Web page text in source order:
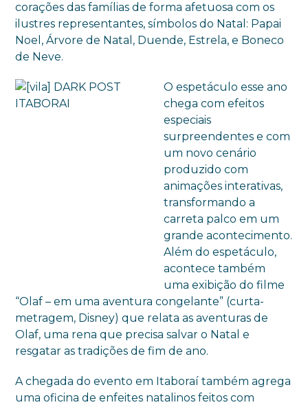
corações das famílias de forma afetuosa com os
ilustres representantes, símbolos do Natal: Papai
Noel, Árvore de Natal, Duende, Estrela, e Boneco
de Neve.
O espetáculo esse ano
chega com efeitos
especiais
surpreendentes e com
um novo cenário
produzido com
animações interativas,
transformando a
carreta palco em um
grande acontecimento.
Além do espetáculo,
acontece também
uma exibição do filme
“Olaf – em uma aventura congelante” (curta-
metragem, Disney) que relata as aventuras de
Olaf, uma rena que precisa salvar o Natal e
resgatar as tradições de fim de ano.
A chegada do evento em Itaboraí também agrega
uma oficina de enfeites natalinos feitos com